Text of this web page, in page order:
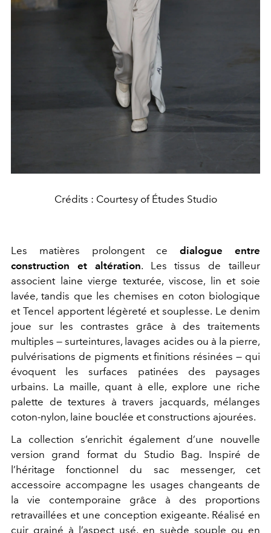
Crédits : Courtesy of Études Studio
Les matières prolongent cedialogue entre
construction et altération. Les tissus de tailleur
associent laine vierge texturée, viscose, lin et soie
lavée, tandis que les chemises en coton biologique
et Tencel apportent légèreté et souplesse. Le denim
joue sur les contrastes grâce à des traitements
multiples — surteintures, lavages acides ou à la pierre,
pulvérisations de pigments et finitions résinées — qui
évoquent les surfaces patinées des paysages
urbains. La maille, quant à elle, explore une riche
palette de textures à travers jacquards, mélanges
coton-nylon, laine bouclée et constructions ajourées.
La collection s’enrichit également d’une nouvelle
version grand format du Studio Bag. Inspiré de
l’héritage fonctionnel du sac messenger, cet
accessoire accompagne les usages changeants de
la vie contemporaine grâce à des proportions
retravaillées et une conception exigeante. Réalisé en
cuir grainé à l’aspect usé, en suède souple ou en